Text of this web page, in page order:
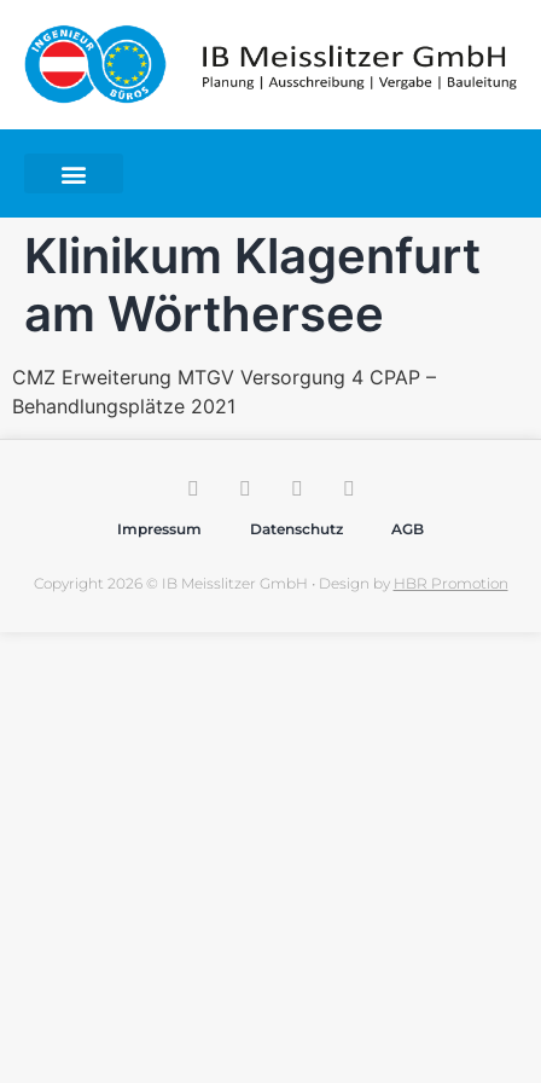
Klinikum Klagenfurt
am Wörthersee
CMZ Erweiterung MTGV Versorgung 4 CPAP –
Behandlungsplätze 2021
Impressum Datenschutz AGB
Copyright 2026 © IB Meisslitzer GmbH • Design by HBR Promotion